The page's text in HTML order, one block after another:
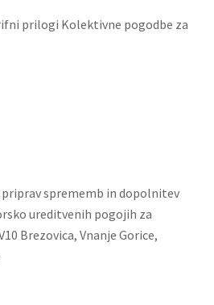
prilogi Kolektivne pogodbe za
priprav sprememb in dopolnitev
ureditvenih pogojih za
Brezovica, Vnanje Gorice,